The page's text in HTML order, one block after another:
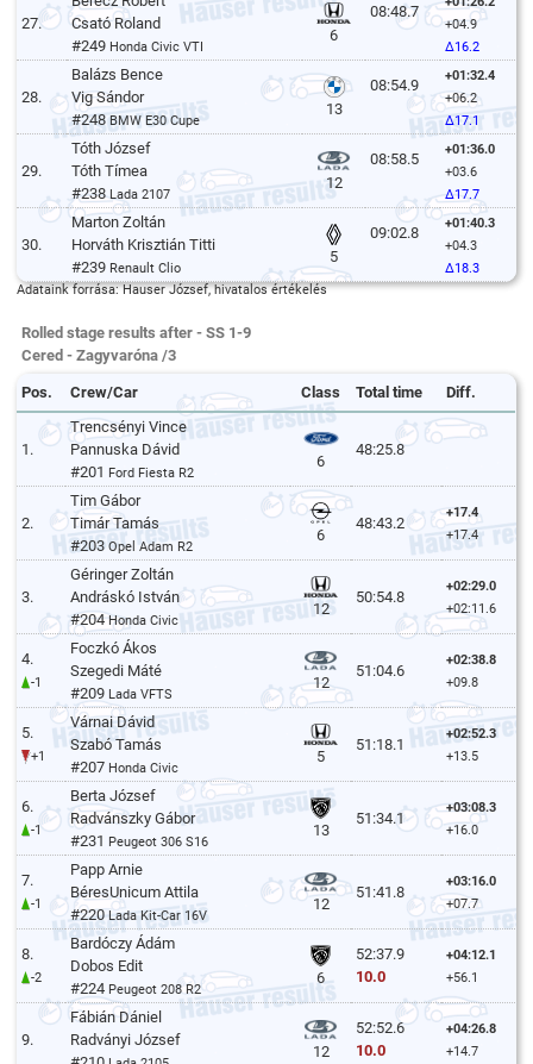
27.
Csató Roland
#249 Honda Civic VTI
6
08:48.7
+04.9
Δ16.2
28.
Balázs Bence
Vig Sándor
#248BMW E30 Cupe
13
08:54.9
+01:32.4
+06.2
Δ17.1
29.
Tóth József
Tóth Tímea
#238Lada 2107
12
08:58.5
+01:36.0
+03.6
Δ17.7
30.
Marton Zoltán
Horváth Krisztián Titti
#239 Renault Clio
5
09:02.8
+01:40.3
+04.3
Δ18.3
Adataink forrása: Hauser József, hivatalos értékelés
Rolled stage results after - SS 1-9
Cered - Zagyvaróna /3
Pos. Crew/Car Class Total time Diff.
1.
Trencsényi Vince
Pannuska Dávid
#201 Ford Fiesta R2
6
48:25.8
2.
Tim Gábor
Timár Tamás
#203Opel Adam R2
6
48:43.2
+17.4
+17.4
3.
Géringer Zoltán
Andráskó István
#204Honda Civic
12
50:54.8
+02:29.0
+02:11.6
4.
-1
Foczkó Ákos
Szegedi Máté
#209 Lada VFTS
12
51:04.6
+02:38.8
+09.8
5.
+1
Várnai Dávid
Szabó Tamás
#207 Honda Civic
5
51:18.1
+02:52.3
+13.5
6.
-1
Berta József
Radvánszky Gábor
#231 Peugeot 306 S16
13
51:34.1
+03:08.3
+16.0
7.
-1
Papp Arnie
BéresUnicum Attila
#220Lada Kit-Car 16V
12
51:41.8
+03:16.0
+07.7
8.
-2
Bardóczy Ádám
Dobos Edit
#224 Peugeot 208 R2
6
52:37.9
10.0
+04:12.1
+56.1
9.
Fábián Dániel
Radványi József
12
52:52.6
10.0
+04:26.8
+14.7